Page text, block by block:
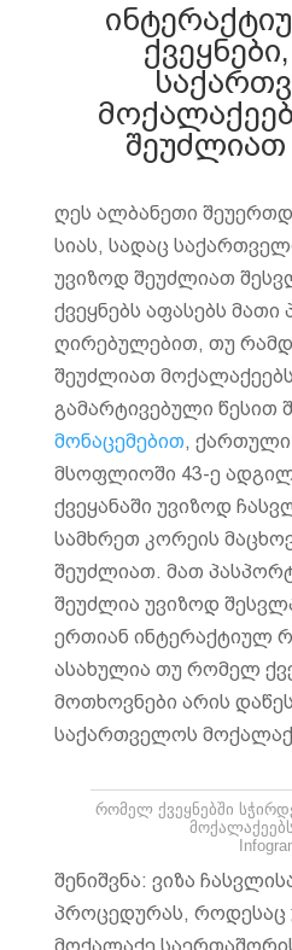
ღეს ალბანეთი
სიას, სადაც
უვიზოდ შეუძლიათ
ქვეყნებს აფასებს მათი
ღირებულებით, თუ
შეუძლიათ
გამარტივებული წესით
მონაცემებით,
მსოფლიოში 43-ე
ქვეყანაში უვიზოდ
სამხრეთ კორეის
შეუძლიათ. მათ
შეუძლია უვიზოდ
ერთიან ინტერაქტიულ
ასახულია თუ რომელ
მოთხოვნები არის
საქართველოს
რომელ ქვეყნებში
შენიშვნა: ვიზა
პროცედურას, როდესაც